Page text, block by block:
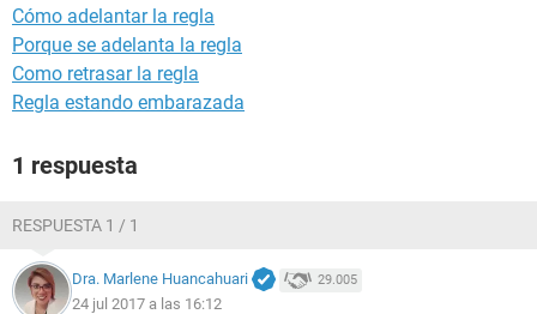
Cómo adelantar la regla
Porque se adelanta la regla
Como retrasar la regla
Regla estando embarazada
1 respuesta
RESPUESTA 1 / 1
Dra. Marlene Huancahuari 29.005
24 jul 2017 a las 16:12